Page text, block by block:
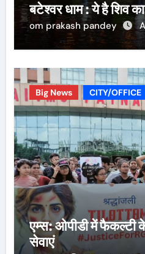
बटेश्वर धाम : ये है शिव
om prakash pandey
Big News CITY/OFFICE
एम्स: ओपीडी में फैकल्टी के
सेवाएं